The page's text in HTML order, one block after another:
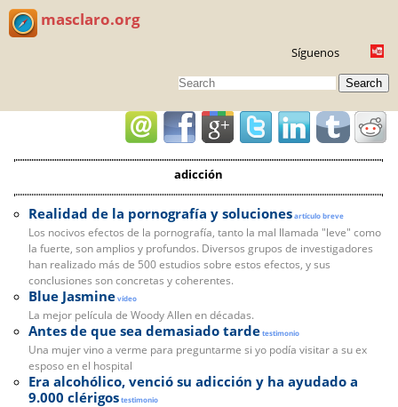
masclaro.org
Síguenos
Search
adicción
Realidad de la pornografía y solucionesartículo breve
Los nocivos efectos de la pornografía, tanto la mal llamada "leve" como
la fuerte, son amplios y profundos. Diversos grupos de investigadores
han realizado más de 500 estudios sobre estos efectos, y sus
conclusiones son concretas y coherentes.
Blue Jasminevídeo
La mejor película de Woody Allen en décadas.
Antes de que sea demasiado tardetestimonio
Una mujer vino a verme para preguntarme si yo podía visitar a su ex
esposo en el hospital
Era alcohólico, venció su adicción y ha ayudado a
9.000 clérigostestimonio